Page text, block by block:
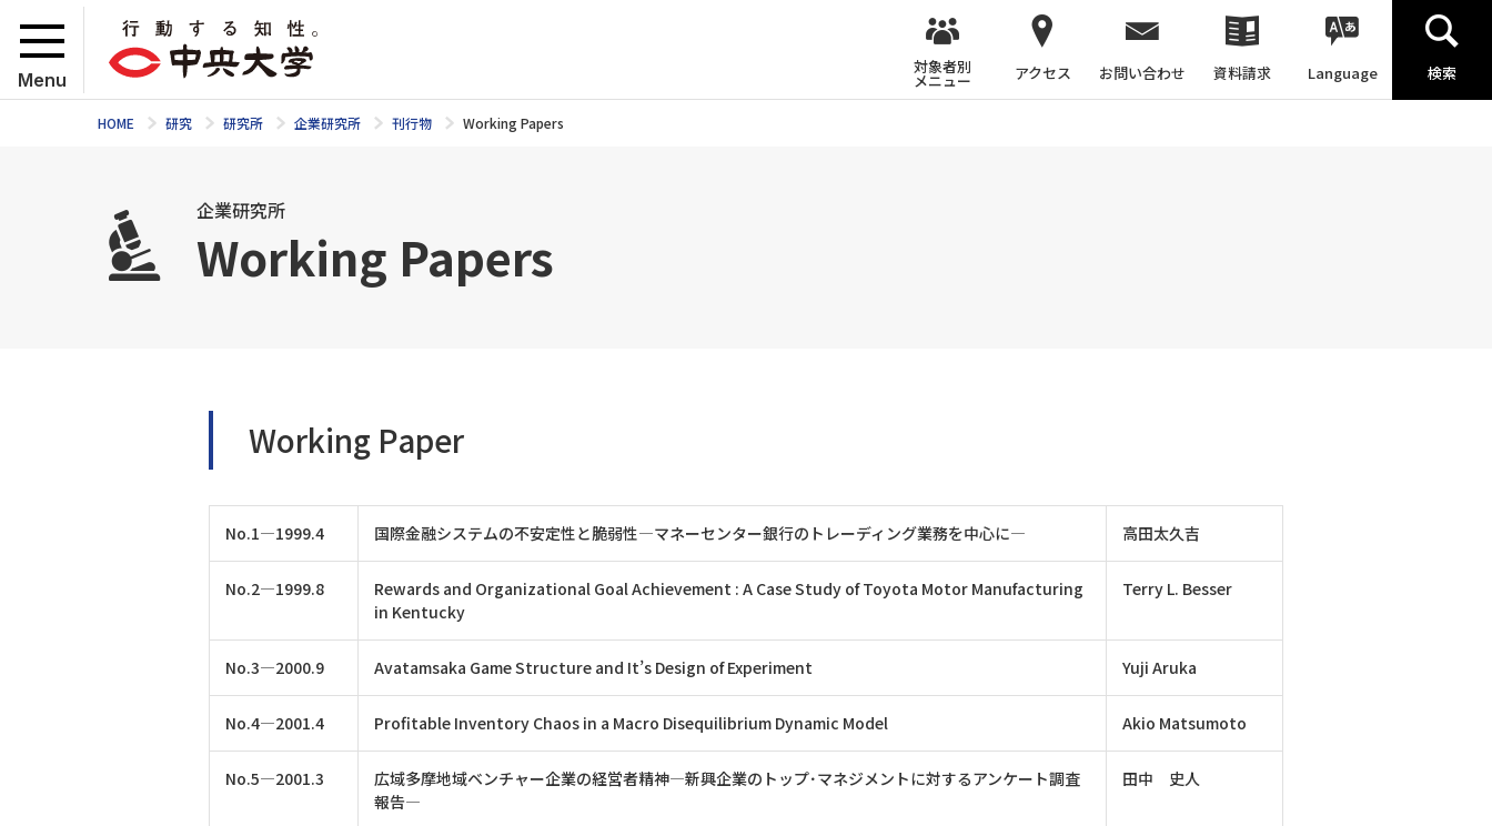
Menu
対象者別
メニュー アクセス お問い合わせ 資料請求 Language 検索
HOME 研究 研究所 企業研究所 刊行物 Working Papers
企業研究所
Working Papers
Working Paper
No.1―1999.4 国際金融システムの不安定性と脆弱性―マネーセンター銀行のトレーディング業務を中心に― 高田太久吉
No.2―1999.8
Rewards and Organizational Goal Achievement : A Case Study of Toyota Motor Manufacturing
in Kentucky
Terry L. Besser
No.3―2000.9 Avatamsaka Game Structure and It’s Design of Experiment Yuji Aruka
No.4―2001.4 Profitable Inventory Chaos in a Macro Disequilibrium Dynamic Model Akio Matsumoto
No.5―2001.3
広域多摩地域ベンチャー企業の経営者精神―新興企業のトップ･マネジメントに対するアンケート調査
報告―
田中 史人